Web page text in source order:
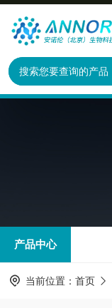
产品中心
当前位置： 首页